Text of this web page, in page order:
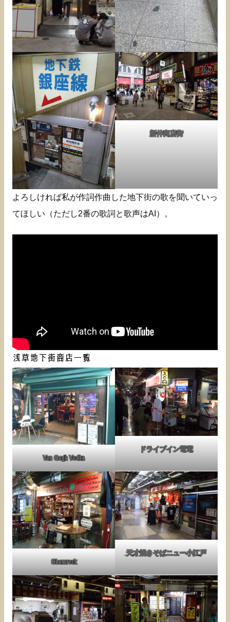
新仲商店街
よろしければ私が作詞作曲した地下街の歌を聞いていっ
てほしい（ただし2番の歌詞と歌声はAI）。
浅草地下街商店一覧
Van Gogh Vodka
ドライブイン電電
Shamrock
天才焼きそばニュー小江戸